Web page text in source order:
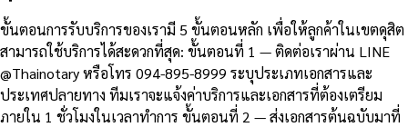
ขั้นตอนการรับบริการของเรามี 5 ขั้นตอนหลัก เพื่อให้ลูกค้าในเขตดุสิต
สามารถใช้บริการได้สะดวกที่สุด: ขั้นตอนที่ 1 — ติดต่อเราผ่าน LINE
@Thainotary หรือโทร 094-895-8999 ระบุประเภทเอกสารและ
ประเทศปลายทาง ทีมเราจะแจ้งค่าบริการและเอกสารที่ต้องเตรียม
ภายใน 1 ชั่วโมงในเวลาทำการ ขั้นตอนที่ 2 — ส่งเอกสารต้นฉบับมาที่